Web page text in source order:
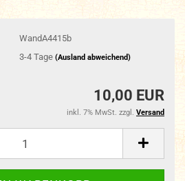
WandA4415b
3-4 Tage (Ausland abweichend)
10,00 EUR
inkl. 7% MwSt. zzgl. Versand